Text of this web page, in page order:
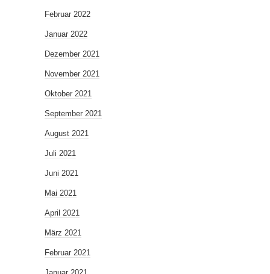
Februar 2022
Januar 2022
Dezember 2021
November 2021
Oktober 2021
September 2021
August 2021
Juli 2021
Juni 2021
Mai 2021
April 2021
März 2021
Februar 2021